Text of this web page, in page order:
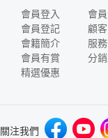
會員登入
會員登記
會籍簡介
會員有賞
精選優惠
會
顧
服
分
關注我們